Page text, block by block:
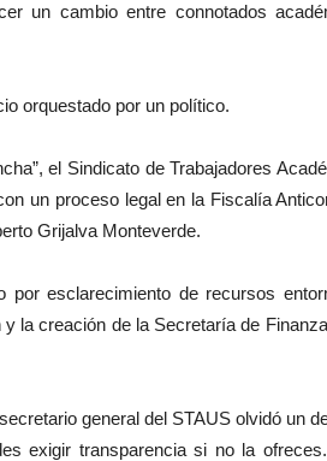
un cambio entre connotados
orquestado por un político.
el Sindicato de Trabajadores
un proceso legal en la Fiscalía
Grijalva Monteverde.
por esclarecimiento de recursos
la creación de la Secretaría de
general del STAUS olvidó un
exigir transparencia si no la